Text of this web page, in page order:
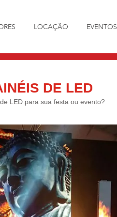
LOCAÇÃO EVENTOS
DE LED
LED para sua festa ou evento?